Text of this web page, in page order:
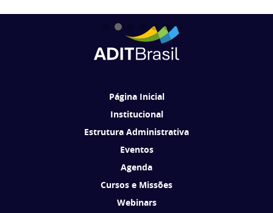
Página Inicial
Institucional
Estrutura Administrativa
Eventos
Agenda
Cursos e Missões
Webinars